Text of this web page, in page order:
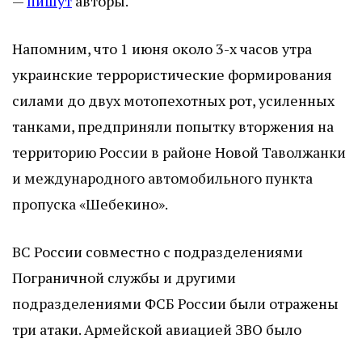
Напомним, что 1 июня около 3-х часов утра
украинские террористические формирования
силами до двух мотопехотных рот, усиленных
танками, предприняли попытку вторжения на
территорию России в районе Новой Таволжанки
и международного автомобильного пункта
пропуска «Шебекино».
ВС России совместно с подразделениями
Пограничной службы и другими
подразделениями ФСБ России были отражены
три атаки. Армейской авиацией ЗВО было